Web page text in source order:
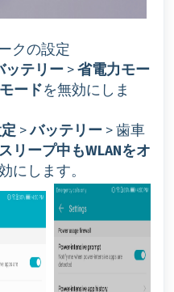
クの設定
ッテリー >省電力モー
ードを無効にしま
>バッテリー > 歯車
スリープ中もWLANをオ
にします。